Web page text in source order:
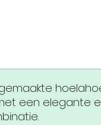
een elegante